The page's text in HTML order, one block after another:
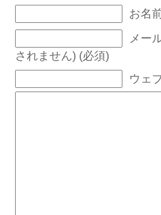
お名
メー
されません) (必須)
ウェ